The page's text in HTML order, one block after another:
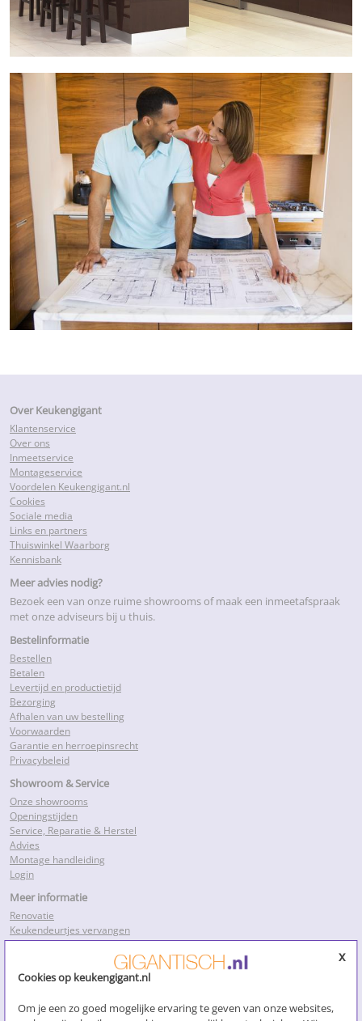
x
Cookies op keukengigant.nl
Om je een zo goed mogelijke ervaring te geven van onze websites,
Over Keukengigant
Klantenservice
Over ons
Inmeetservice
Montageservice
Voordelen Keukengigant.nl
Cookies
Sociale media
Links en partners
Thuiswinkel Waarborg
Kennisbank
Meer advies nodig?
Bezoek een van onze ruime showrooms of maak een inmeetafspraak
met onze adviseurs bij u thuis.
Bestelinformatie
Bestellen
Betalen
Levertijd en productietijd
Bezorging
Afhalen van uw bestelling
Voorwaarden
Garantie en herroepinsrecht
Privacybeleid
Showroom & Service
Onze showrooms
Openingstijden
Service, Reparatie & Herstel
Advies
Montage handleiding
Login
Meer informatie
Renovatie
Keukendeurtjes vervangen
Keukenkastdeurtjes
Keukenkastjes vervangen
Kosten keukenrenovatie
Losse keukendeurtjes
Nieuwe keukendeurtjes